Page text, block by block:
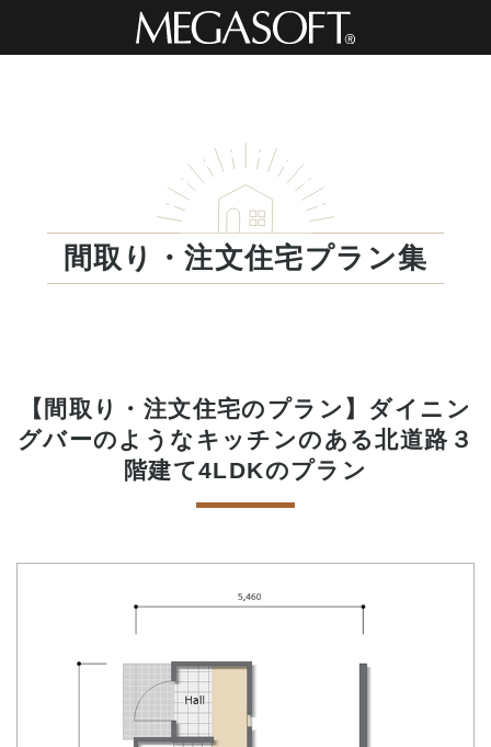
間取り・注文住宅プラン集
【間取り・注文住宅のプラン】ダイニン
グバーのようなキッチンのある北道路３
階建て4LDKのプラン